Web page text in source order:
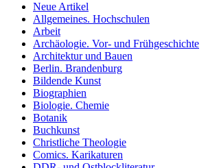
Neue Artikel
Allgemeines. Hochschulen
Arbeit
Archäologie. Vor- und Frühgeschichte
Architektur und Bauen
Berlin. Brandenburg
Bildende Kunst
Biographien
Biologie. Chemie
Botanik
Buchkunst
Christliche Theologie
Comics. Karikaturen